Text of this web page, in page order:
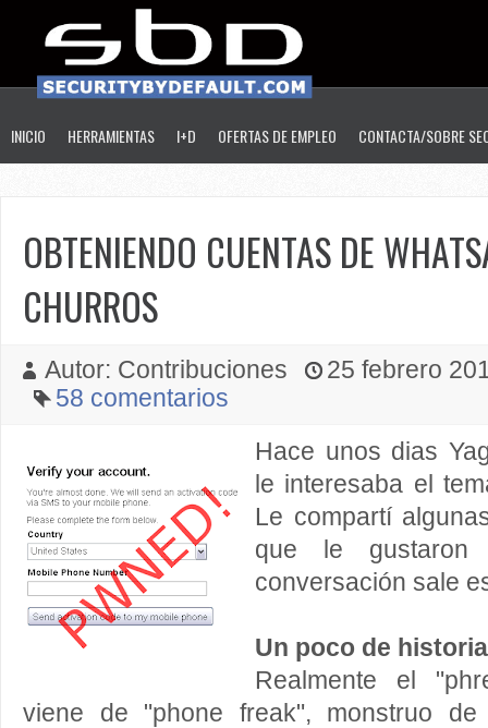
INICIO HERRAMIENTAS I+D OFERTAS DE EMPLEO CONTACTA/SOBRE
OBTENIENDO CUENTAS DE
CHURROS
Autor: Contribuciones
25 febrero
58 comentarios
Hace unos dias
le interesaba el
Le compartí
que le
conversación sale
Un poco de
Realmente el
viene de "phone freak", monstruo